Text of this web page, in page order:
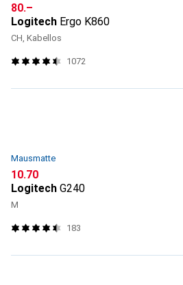
CHF
80.–
Logitech Ergo K860
CH, Kabellos
1072
Mausmatte
CHF
10.70
Logitech G240
M
183